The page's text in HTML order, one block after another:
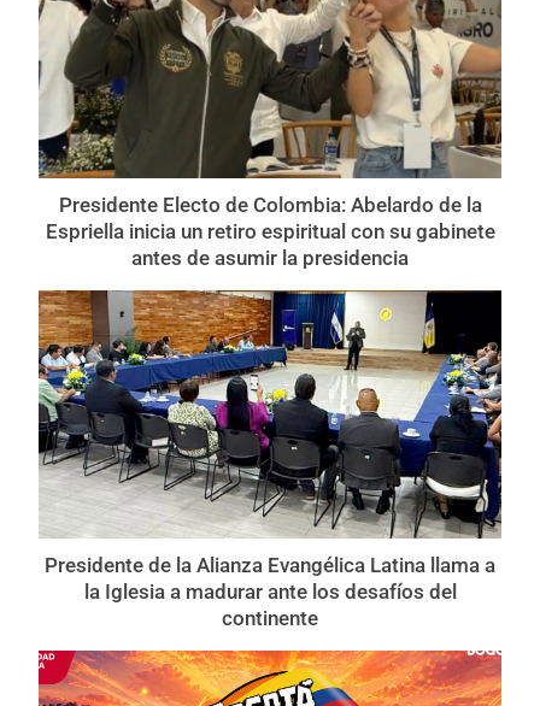
Presidente Electo de Colombia: Abelardo de la
Espriella inicia un retiro espiritual con su gabinete
antes de asumir la presidencia
Presidente de la Alianza Evangélica Latina llama a
la Iglesia a madurar ante los desafíos del
continente